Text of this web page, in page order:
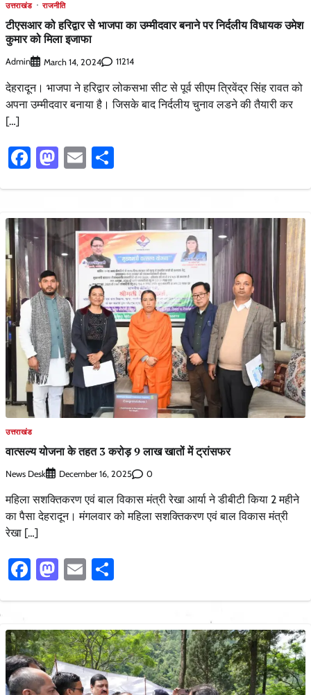
उत्तराखंड राजनीति
टीएसआर को हरिद्वार से भाजपा का उम्मीदवार बनाने पर निर्दलीय विधायक उमेश
कुमार को मिला इजाफा
Admin March 14, 2024 11214
देहरादून। भाजपा ने हरिद्वार लोकसभा सीट से पूर्व सीएम त्रिवेंद्र सिंह रावत को
अपना उम्मीदवार बनाया है। जिसके बाद निर्दलीय चुनाव लडने की तैयारी कर
[…]
Facebook
Mastodon
Email
उत्तराखंड
वात्सल्य योजना के तहत 3 करोड़ 9 लाख खातों में ट्रांसफर
News Desk December 16, 2025 0
महिला सशक्तिकरण एवं बाल विकास मंत्री रेखा आर्या ने डीबीटी किया 2 महीने
का पैसा देहरादून। मंगलवार को महिला सशक्तिकरण एवं बाल विकास मंत्री
रेखा […]
Facebook
Mastodon
Email